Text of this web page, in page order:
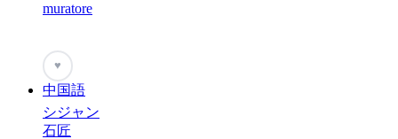
muratore
♥
中国語
シジャン
石匠